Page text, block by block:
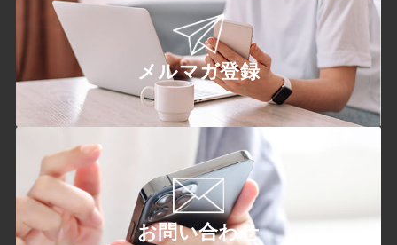
メルマガ登録
お問い合わせ